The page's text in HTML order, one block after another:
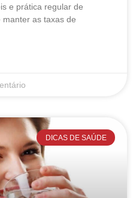
e prática regular de
as taxas de
DICAS DE SAÚDE